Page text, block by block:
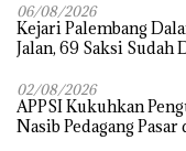
06/08/2026
Kejari Palembang
Jalan, 69 Saksi Sudah
02/08/2026
APPSI Kukuhkan
Nasib Pedagang